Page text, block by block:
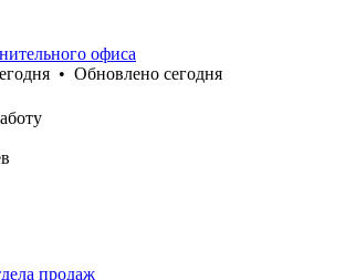
офиса
• Обновлено сегодня
продаж